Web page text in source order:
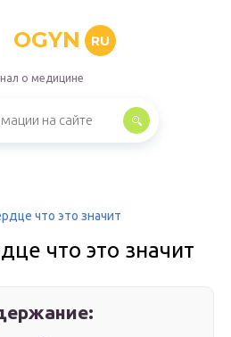
OGYN RU
о медицине
что это значит
что это значит